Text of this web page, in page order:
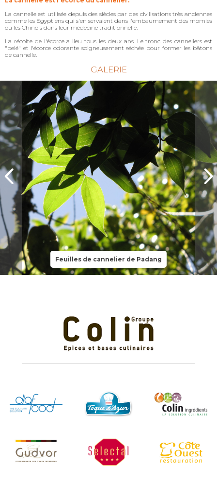
La cannelle est utilisée depuis des siècles par des civilisations très anciennes
comme les Egyptiens qui s'en servaient dans l'embaumement des momies
ou les Chinois dans leur médecine traditionnelle.
La récolte de l'écorce a lieu tous les deux ans. Le tronc des canneliers est
"pelé" et l'écorce odorante soigneusement séchée pour former les bâtons
de cannelle.
GALERIE
Feuilles de cannelier de Padang